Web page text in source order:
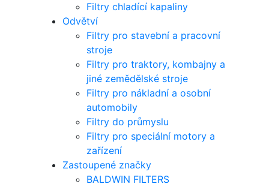
Filtry chladící kapaliny
Odvětví
Filtry pro stavební a pracovní
stroje
Filtry pro traktory, kombajny a
jiné zemědělské stroje
Filtry pro nákladní a osobní
automobily
Filtry do průmyslu
Filtry pro speciální motory a
zařízení
Zastoupené značky
BALDWIN FILTERS